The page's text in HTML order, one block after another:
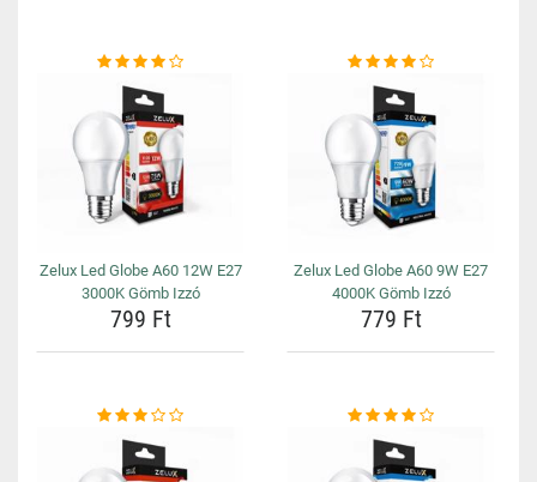
Zelux Led Globe A60 12W E27
3000K Gömb Izzó
799 Ft
Zelux Led Globe A60 9W E27
4000K Gömb Izzó
779 Ft